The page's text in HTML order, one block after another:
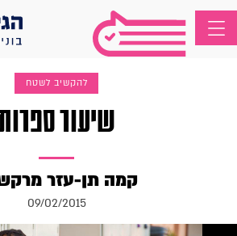
להקשיב לשטח
שיעור
קמה תן-עזר
09/02/2015